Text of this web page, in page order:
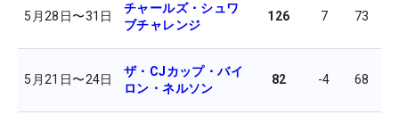
5月28日〜31日
チャールズ・シュワ
ブチャレンジ
126 7 73
5月21日〜24日
ザ・CJカップ・バイ
ロン・ネルソン
82 -4 68